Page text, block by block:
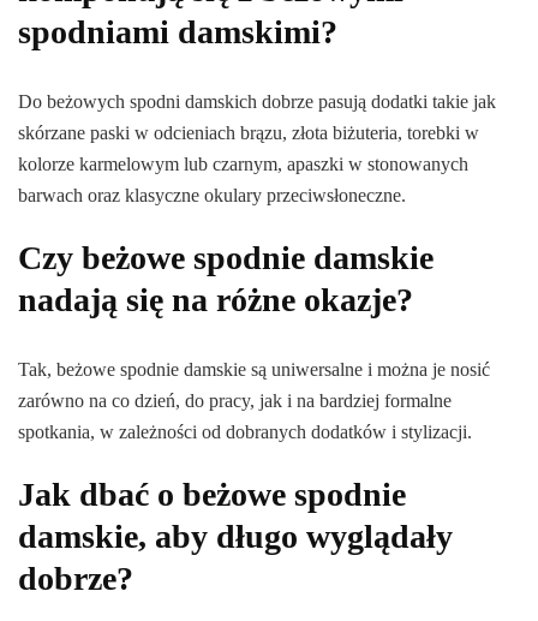
spodniami damskimi?
Do beżowych spodni damskich dobrze pasują dodatki takie jak
skórzane paski w odcieniach brązu, złota biżuteria, torebki w
kolorze karmelowym lub czarnym, apaszki w stonowanych
barwach oraz klasyczne okulary przeciwsłoneczne.
Czy beżowe spodnie damskie
nadają się na różne okazje?
Tak, beżowe spodnie damskie są uniwersalne i można je nosić
zarówno na co dzień, do pracy, jak i na bardziej formalne
spotkania, w zależności od dobranych dodatków i stylizacji.
Jak dbać o beżowe spodnie
damskie, aby długo wyglądały
dobrze?